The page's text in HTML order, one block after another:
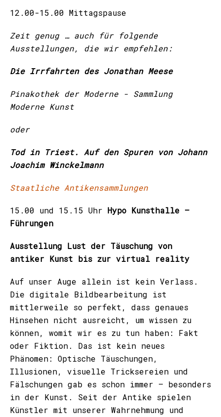
12.00-15.00 Mittagspause
Zeit genug … auch für folgende
Ausstellungen, die wir empfehlen:
Die Irrfahrten des Jonathan Meese
Pinakothek der Moderne - Sammlung
Moderne Kunst
oder
Tod in Triest. Auf den Spuren von Johann
Joachim Winckelmann
Staatliche Antikensammlungen
15.00 und 15.15 Uhr Hypo Kunsthalle –
Führungen
Ausstellung Lust der Täuschung von
antiker Kunst bis zur virtual reality
Auf unser Auge allein ist kein Verlass.
Die digitale Bildbearbeitung ist
mittlerweile so perfekt, dass genaues
Hinsehen nicht ausreicht, um wissen zu
können, womit wir es zu tun haben: Fakt
oder Fiktion. Das ist kein neues
Phänomen: Optische Täuschungen,
Illusionen, visuelle Tricksereien und
Fälschungen gab es schon immer – besonders
in der Kunst. Seit der Antike spielen
Künstler mit unserer Wahrnehmung und